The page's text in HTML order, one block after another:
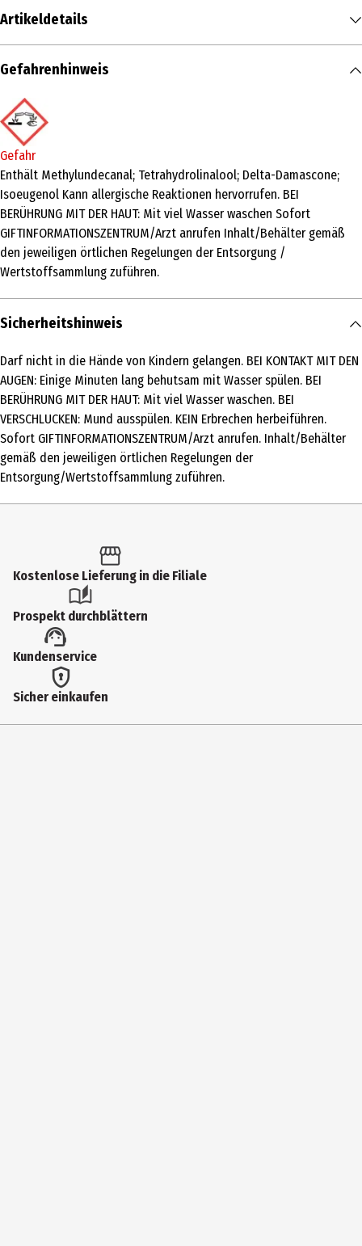
Artikeldetails
Inhalt
Produkttyp
Weiß- & Vollwaschmittel
Inhaltsstoffe
>30% Anionische Tenside, 5-15% Nichtionische Tenside, <5%
Phosphonate, Seife, Enzyme, Optische Aufheller, Duftstoffe
(Alpha-isomethyl Ionone, Camphor, Citronellol, Citrus Aurantium
Peel Oil, Coumarin, Eugenol, Limonene, Rose Ketones, Terpineol,
Tetramethyl Acetyloctahydronaphthalenes.)
Anwendungshinweis
ANWENDUNG FÜR ARIEL PODS®: 1 Pod zuerst. 2 Wäsche danach. Kühl
Nutzungshinweis
Verursacht schwere Augenschäden. Verursacht Hautreizungen.
Schädlich für Wasserorganismen, mit langfristiger Wirkung. Darf
nicht in die Hände von Kindern gelangen. BEI KONTAKT MIT DEN
AUGEN: Einige Minuten lang behutsam mit Wasser spülen. BEI
BERÜHRUNG MIT DER HAUT: Mit viel Wasser waschen. BEI
VERSCHLUCKEN: Mund ausspülen. KEIN Erbrechen herbeiführen.
Entsorgung/Wertstoffsammlung zuführen.
Enthält/Contient/Contiene MEA-C10-13 Alkyl Benzenesulfonate,
MEA-Laureth Sulfate, C12-14 Pareth-n. Enthält/Contient/Contiene
Tetrahydrolinalool, Isoeugenol, Delta-Damascone,
Methylundecanal. Kann allergische Reaktionen hervorrufen.
Hersteller
P&G DCE BV-Belgium Distr. Div.
Herstelleradresse
Gefahrenhinweis
Gefahr
Enthält Methylundecanal; Tetrahydrolinalool; Delta-Damascone;
Isoeugenol Kann allergische Reaktionen hervorrufen. BEI
BERÜHRUNG MIT DER HAUT: Mit viel Wasser waschen Sofort
GIFTINFORMATIONSZENTRUM/Arzt anrufen Inhalt/Behälter gemäß
den jeweiligen örtlichen Regelungen der Entsorgung /
Wertstoffsammlung zuführen.
Sicherheitshinweis
Darf nicht in die Hände von Kindern gelangen. BEI KONTAKT MIT DEN
AUGEN: Einige Minuten lang behutsam mit Wasser spülen. BEI
BERÜHRUNG MIT DER HAUT: Mit viel Wasser waschen. BEI
VERSCHLUCKEN: Mund ausspülen. KEIN Erbrechen herbeiführen.
Sofort GIFTINFORMATIONSZENTRUM/Arzt anrufen. Inhalt/Behälter
gemäß den jeweiligen örtlichen Regelungen der
Entsorgung/Wertstoffsammlung zuführen.
Kostenlose Lieferung in die Filiale
Prospekt durchblättern
Kundenservice
Sicher einkaufen